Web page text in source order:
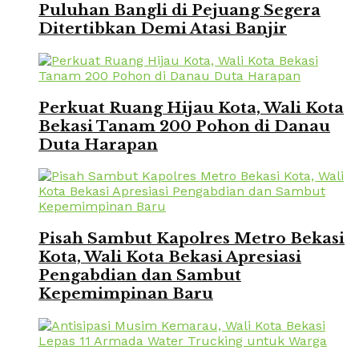
Puluhan Bangli di Pejuang Segera
Ditertibkan Demi Atasi Banjir
Perkuat Ruang Hijau Kota, Wali Kota
Bekasi Tanam 200 Pohon di Danau
Duta Harapan
Pisah Sambut Kapolres Metro Bekasi
Kota, Wali Kota Bekasi Apresiasi
Pengabdian dan Sambut
Kepemimpinan Baru